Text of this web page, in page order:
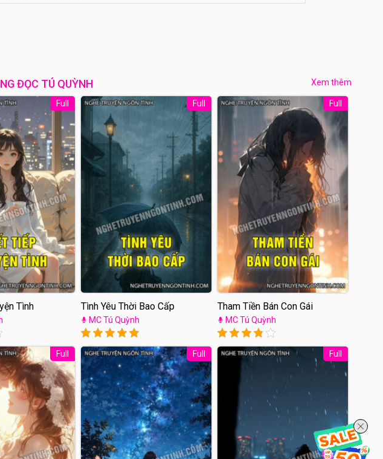
ĐỌC TÚ QUỲNH Xem thêm
Tình
Full
Tình Yêu Thời Bao Cấp
MC Tú Quỳnh
Full
Tham Tiền Bán Con Gái
MC Tú Quỳnh
Full
Full Full Full